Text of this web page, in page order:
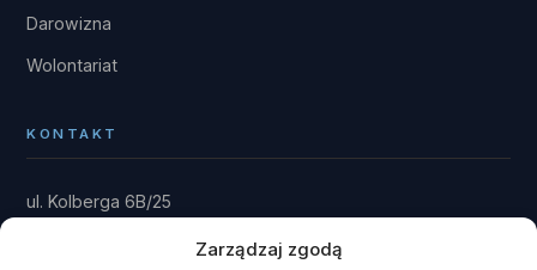
Zarządzaj zgodą
Darowizna
Wolontariat
KONTAKT
ul. Kolberga 6B/25